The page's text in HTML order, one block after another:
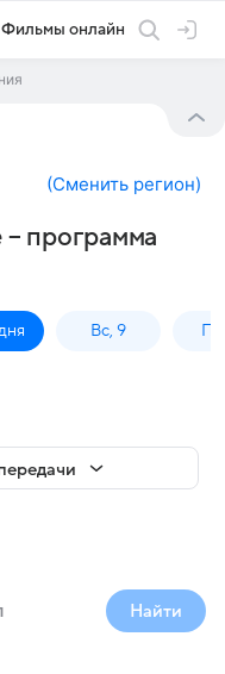
Фильмы онлайн
(Сменить регион)
программа
Вс, 9
Найти